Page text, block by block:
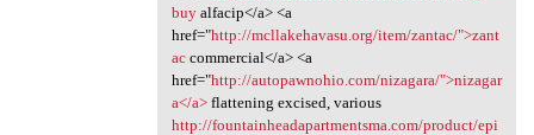
buyalfacip</a> <a
href="http://mcllakehavasu.org/item/zantac/">zant
accommercial</a> <a
href="http://autopawnohio.com/nizagara/">nizagar
a</a>flattening excised, various
http://fountainheadapartmentsma.com/product/epi